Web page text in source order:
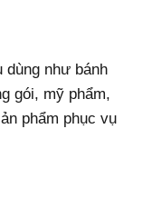
dùng như bánh
gói, mỹ phẩm,
phẩm phục vụ